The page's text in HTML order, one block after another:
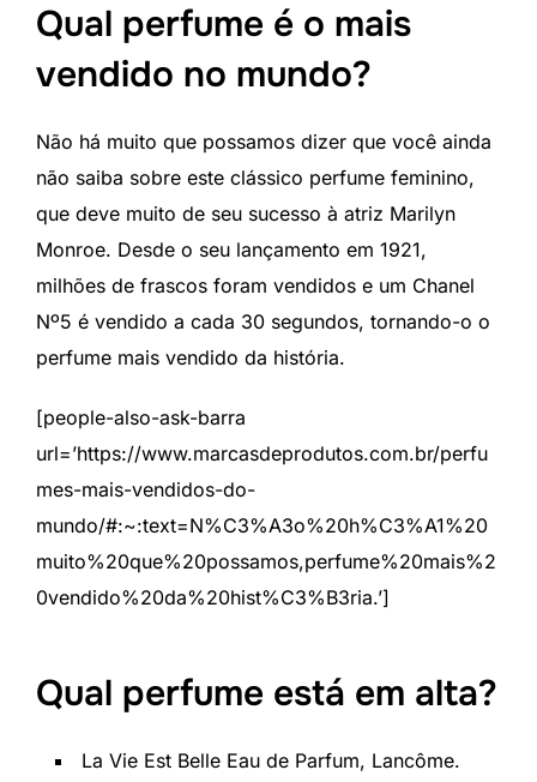
Qual perfume é o mais
vendido no mundo?
Não há muito que possamos dizer que você ainda
não saiba sobre este clássico perfume feminino,
que deve muito de seu sucesso à atriz Marilyn
Monroe. Desde o seu lançamento em 1921,
milhões de frascos foram vendidos e um Chanel
Nº5 é vendido a cada 30 segundos, tornando-o o
perfume mais vendido da história.
[people-also-ask-barra
url=’https://www.marcasdeprodutos.com.br/perfu
mes-mais-vendidos-do-
mundo/#:~:text=N%C3%A3o%20h%C3%A1%20
muito%20que%20possamos,perfume%20mais%2
0vendido%20da%20hist%C3%B3ria.’]
Qual perfume está em alta?
La Vie Est Belle Eau de Parfum, Lancôme.